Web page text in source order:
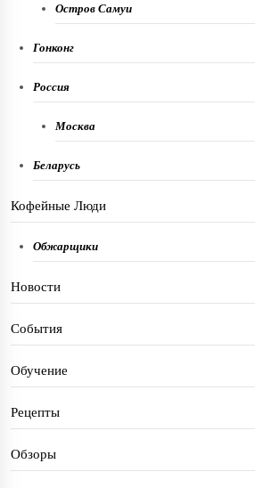
Остров Самуи
Гонконг
Россия
Москва
Беларусь
Кофейные Люди
Обжарщики
Новости
События
Обучение
Рецепты
Обзоры